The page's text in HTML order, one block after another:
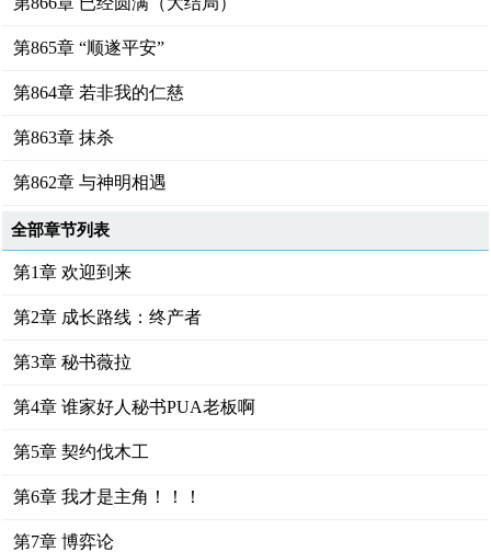
第865章 “顺遂平安”
第864章 若非我的仁慈
第863章 抹杀
第862章 与神明相遇
全部章节列表
第1章 欢迎到来
第2章 成长路线：终产者
第3章 秘书薇拉
第4章 谁家好人秘书PUA老板啊
第5章 契约伐木工
第6章 我才是主角！！！
第7章 博弈论